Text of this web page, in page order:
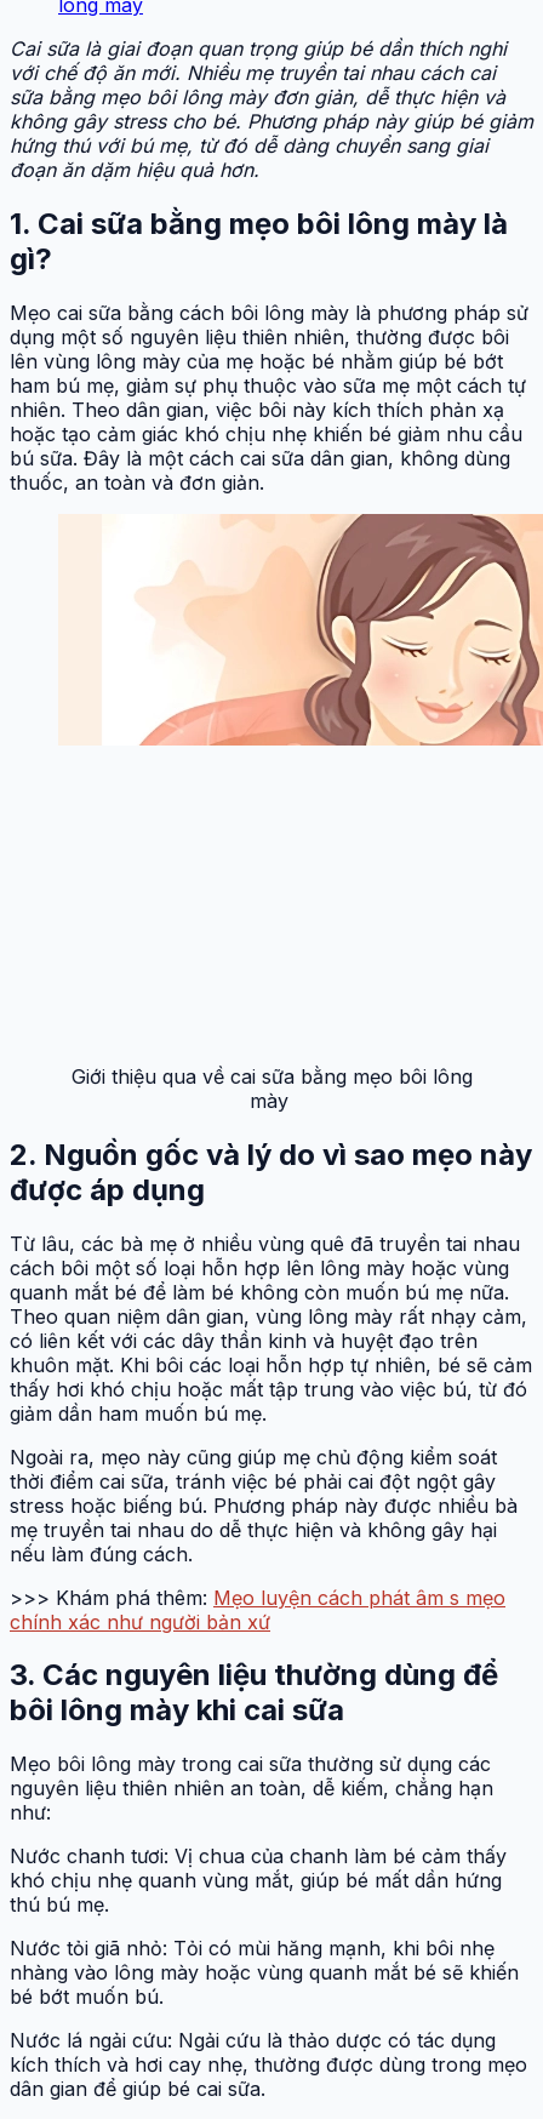
Cai sữa là giai đoạn quan trọng giúp bé dần thích nghi
với chế độ ăn mới. Nhiều mẹ truyền tai nhau cách cai
sữa bằng mẹo bôi lông mày đơn giản, dễ thực hiện và
không gây stress cho bé. Phương pháp này giúp bé giảm
hứng thú với bú mẹ, từ đó dễ dàng chuyển sang giai
đoạn ăn dặm hiệu quả hơn.
1. Cai sữa bằng mẹo bôi lông mày là
gì?
Mẹo cai sữa bằng cách bôi lông mày là phương pháp sử
dụng một số nguyên liệu thiên nhiên, thường được bôi
lên vùng lông mày của mẹ hoặc bé nhằm giúp bé bớt
ham bú mẹ, giảm sự phụ thuộc vào sữa mẹ một cách tự
nhiên. Theo dân gian, việc bôi này kích thích phản xạ
hoặc tạo cảm giác khó chịu nhẹ khiến bé giảm nhu cầu
bú sữa. Đây là một cách cai sữa dân gian, không dùng
thuốc, an toàn và đơn giản.
Giới thiệu qua về cai sữa bằng mẹo bôi lông
mày
2. Nguồn gốc và lý do vì sao mẹo này
được áp dụng
Từ lâu, các bà mẹ ở nhiều vùng quê đã truyền tai nhau
cách bôi một số loại hỗn hợp lên lông mày hoặc vùng
quanh mắt bé để làm bé không còn muốn bú mẹ nữa.
Theo quan niệm dân gian, vùng lông mày rất nhạy cảm,
có liên kết với các dây thần kinh và huyệt đạo trên
khuôn mặt. Khi bôi các loại hỗn hợp tự nhiên, bé sẽ cảm
thấy hơi khó chịu hoặc mất tập trung vào việc bú, từ đó
giảm dần ham muốn bú mẹ.
Ngoài ra, mẹo này cũng giúp mẹ chủ động kiểm soát
thời điểm cai sữa, tránh việc bé phải cai đột ngột gây
stress hoặc biếng bú. Phương pháp này được nhiều bà
mẹ truyền tai nhau do dễ thực hiện và không gây hại
nếu làm đúng cách.
>>> Khám phá thêm: Mẹo luyện cách phát âm s mẹo
chính xác như người bản xứ
3. Các nguyên liệu thường dùng để
bôi lông mày khi cai sữa
Mẹo bôi lông mày trong cai sữa thường sử dụng các
nguyên liệu thiên nhiên an toàn, dễ kiếm, chẳng hạn
như:
Nước chanh tươi: Vị chua của chanh làm bé cảm thấy
khó chịu nhẹ quanh vùng mắt, giúp bé mất dần hứng
thú bú mẹ.
Nước tỏi giã nhỏ: Tỏi có mùi hăng mạnh, khi bôi nhẹ
nhàng vào lông mày hoặc vùng quanh mắt bé sẽ khiến
bé bớt muốn bú.
Nước lá ngải cứu: Ngải cứu là thảo dược có tác dụng
kích thích và hơi cay nhẹ, thường được dùng trong mẹo
dân gian để giúp bé cai sữa.